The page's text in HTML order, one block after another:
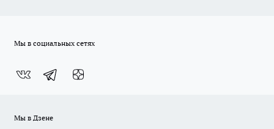
Мы в социальных сетях
Мы в Дзене